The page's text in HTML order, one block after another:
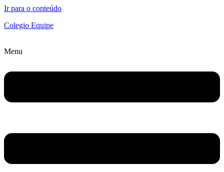
Ir para o conteúdo
Colegio Equipe
Menu